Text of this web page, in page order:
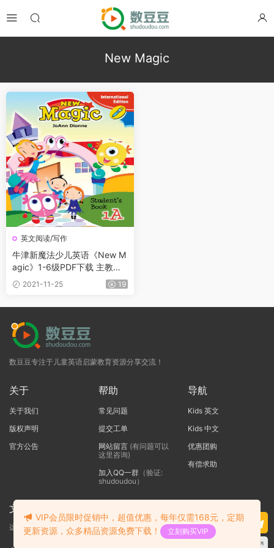
New Magic
英文阅读/写作
牛津新魔法少儿英语《New M
agic》1-6级PDF下载 主教材
+语法学习手册 百度网盘
2021-11-25 19
数豆豆专注于儿童英语启蒙教育资源分享交流！
关于
关于我们
版权声明
官方公告
帮助
常见问题
提交工单
网站留言(有问题可以
这里咨询)
加入QQ一群（验证:
shudoudou）
导航
Kids 英文
Kids 中文
优惠团购
有偿求助
文本标题
这里输入代码
VIP会员限时促销中，超值优惠，每年仅需168元，定期
更新资源，众多精品资源免费下载！
立刻购买VIP